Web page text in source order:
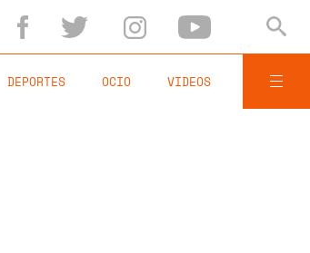
DEPORTES OCIO VIDEOS